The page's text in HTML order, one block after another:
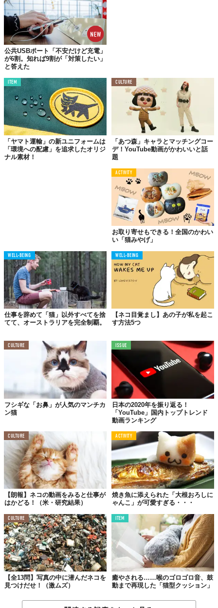
えいっ！
びりびりびり～。
よーいしょ、えいっ！
公共USBポート「不安だけど充電」
が6割。知れば9割が「対策したい」
と答えた
ITEM
「ヤマト運輸」の新ユニフォームは
「環境への配慮」を追求したオリジ
ナル素材！
CULTURE
「あつ森」キャラとマッチングコー
デ！YouTube動画がかわいいと話
題
ACTIVITY
お取り寄せもできる！全国のかわい
い「猫みやげ」
WELL-BEING
仕事を辞めて「猫」以外すべてを捨
てて、オーストラリアを完全制覇。
WELL-BEING
【ネコ目覚まし】あの子が私を起こ
す方法5つ
CULTURE
フシギな「お鼻」が人気のマンチカ
ン猫
ISSUE
日本の2020年を振り返る！
「YouTube」国内トップトレンド
動画ランキング
CULTURE
【朗報】ネコの動画をみると仕事が
はかどる！（米・研究結果）
ACTIVITY
焼き魚に添えられた「大根おろしに
ゃんこ」が可愛すぎる・・・
CULTURE
【全13問】写真の中に潜んだネコを
見つけだせ！（激ムズ）
ITEM
癒やされる……喉のゴロゴロ音、鼓
動まで再現した「猫型クッション」